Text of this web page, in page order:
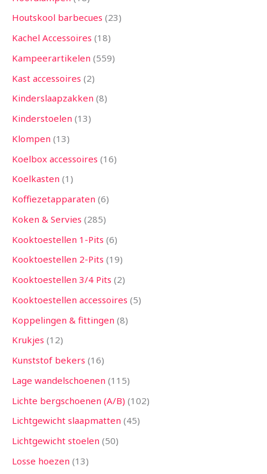
Houtskool barbecues 23
Kachel Accessoires 18
Kampeerartikelen 559
Kast accessoires 2
Kinderslaapzakken 8
Kinderstoelen 13
Klompen 13
Koelbox accessoires 16
Koelkasten 1
Koffiezetapparaten 6
Koken & Servies 285
Kooktoestellen 1-Pits 6
Kooktoestellen 2-Pits 19
Kooktoestellen 3/4 Pits 2
Kooktoestellen accessoires 5
Koppelingen & fittingen 8
Krukjes 12
Kunststof bekers 16
Lage wandelschoenen 115
Lichte bergschoenen (A/B) 102
Lichtgewicht slaapmatten 45
Lichtgewicht stoelen 50
Losse hoezen 13